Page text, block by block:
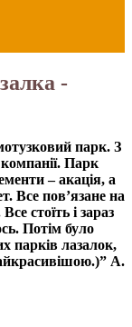
-
парк. З
Парк
– акація, а
Все пов’язане на
стоїть і зараз
Потім було
парків лазалок,
А.